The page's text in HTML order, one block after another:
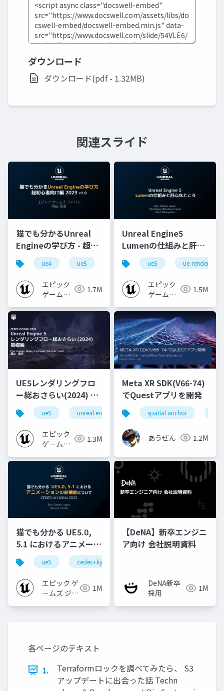
ダウンロード
ダウンロード(pdf - 1.32MB)
関連スライド
猫でも分かるUnreal
Engineの学び方 - 超初
心者向け編 - 2023 v1.0
ue4 ue5 ue-beginner
エピック
ゲームズ
1.7M
Unreal Engine5
Lumenの仕組みと肝心
なところ
ue5 ue-rendering
エピック
ゲームズ
1.5M
UE5レンダリングフロ
ー総おさらい(2024) 基
礎編！
[CEDEC+KYUSHU
2024]
ue5 unreal engine ue-rendering
エピック
ゲームズ
1.3M
Meta XR SDK(V66-74)
でQuestアプリを開発
spatial anchor
あうぜん 1.2M
猫でも分かる UE5.0,
5.1 におけるアニメーシ
ョンの新機能について
【CEDEC+KYUSHU
2022】
ue5 cedec+kyushu
エピック ゲ
ームズ ジャ
1M
【DeNA】新卒エンジニ
ア向け 会社説明資料
DeNA新卒
採用
1M
各ページのテキスト
1.
Terraformロックを調べてみたら、 S3
アップデートに出会った話 Techn